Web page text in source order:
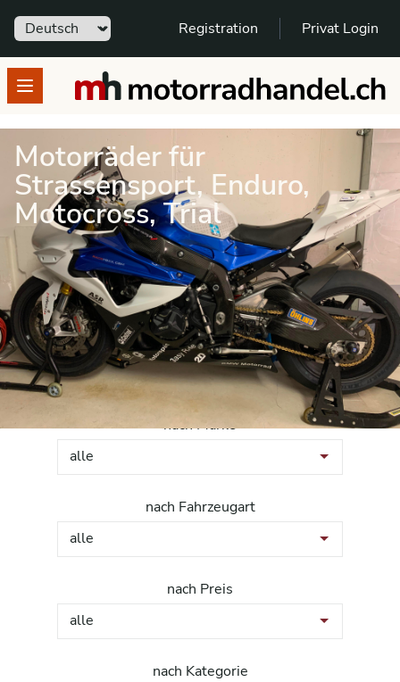
Sprache Registration Privat Login
Open menumotorradhandel.ch
Motorräder für
Strassensport, Enduro,
Motocross, Trial
in den Motorradsport
einsteigen
Hier findest Du Dein neues Sportbike:
nach Marke
alle
nach Fahrzeugart
alle
nach Preis
alle
nach Kategorie